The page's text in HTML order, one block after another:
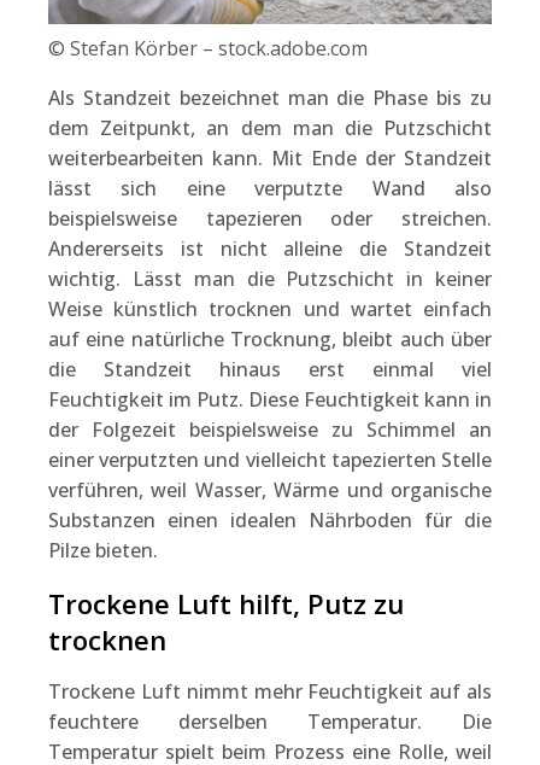
© Stefan Körber – stock.adobe.com
Als Standzeit bezeichnet man die Phase bis zu
dem Zeitpunkt, an dem man die Putzschicht
weiterbearbeiten kann. Mit Ende der Standzeit
lässt sich eine verputzte Wand also
beispielsweise tapezieren oder streichen.
Andererseits ist nicht alleine die Standzeit
wichtig. Lässt man die Putzschicht in keiner
Weise künstlich trocknen und wartet einfach
auf eine natürliche Trocknung, bleibt auch über
die Standzeit hinaus erst einmal viel
Feuchtigkeit im Putz. Diese Feuchtigkeit kann in
der Folgezeit beispielsweise zu Schimmel an
einer verputzten und vielleicht tapezierten Stelle
verführen, weil Wasser, Wärme und organische
Substanzen einen idealen Nährboden für die
Pilze bieten.
Trockene Luft hilft, Putz zu
trocknen
Trockene Luft nimmt mehr Feuchtigkeit auf als
feuchtere derselben Temperatur. Die
Temperatur spielt beim Prozess eine Rolle, weil